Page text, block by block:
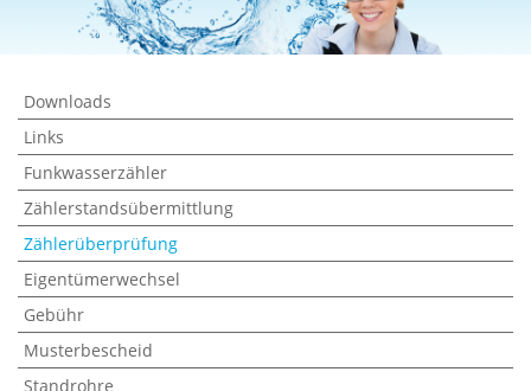
Downloads
Links
Funkwasserzähler
Zählerstandsübermittlung
Zählerüberprüfung
Eigentümerwechsel
Gebühr
Musterbescheid
Standrohre